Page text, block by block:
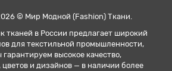
© Мир Модной (Fashion) Ткани.
тканей в России предлагает широкий
для текстильной промышленности,
высокое качество,
цветов и дизайнов — в наличии более